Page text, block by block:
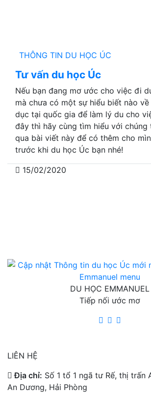
THÔNG TIN DU HỌC ÚC
Tư vấn du học Úc
Nếu bạn đang mơ ước cho việc đi
mà chưa có một sự hiểu biết nào
dục tại quốc gia để làm lý du cho
đây thì hãy cùng tìm hiểu với chúng
qua bài viết này để có thêm cho
trước khi du học Úc bạn nhé!
15/02/2020
DU HỌC EMMANUEL
Tiếp nối ước mơ
LIÊN HỆ
Địa chỉ: Số 1 tổ 1 ngã tư Rế, thị trấn
An Dương, Hải Phòng